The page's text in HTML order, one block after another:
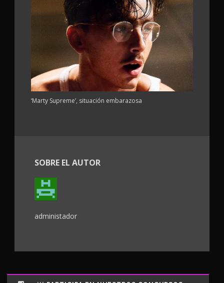
‘Marty Supreme’, situación embarazosa
SOBRE EL AUTOR
administador